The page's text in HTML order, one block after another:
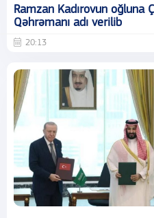
Ramzan Kadırovun oğluna
Qəhrəmanı adı verilib
20:13